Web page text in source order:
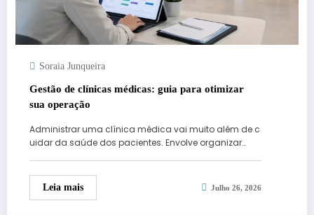
Soraia Junqueira
Gestão de clínicas médicas: guia para otimizar
sua operação
Administrar uma clínica médica vai muito além de c
uidar da saúde dos pacientes. Envolve organizar…
Leia mais Julho 26, 2026